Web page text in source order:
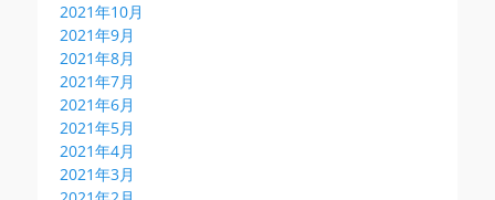
2021年10月
2021年9月
2021年8月
2021年7月
2021年6月
2021年5月
2021年4月
2021年3月